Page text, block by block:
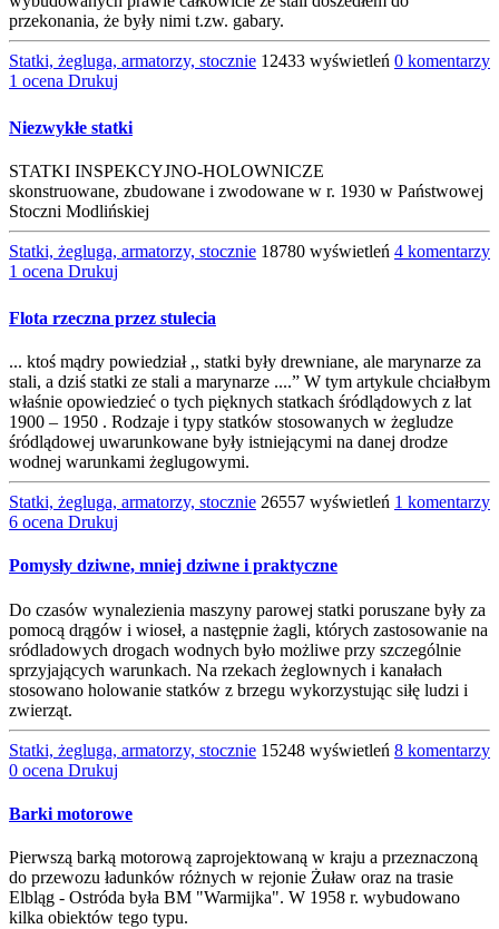
przekonania, że były nimi t.zw. gabary.
Statki, żegluga, armatorzy, stocznie 12433 wyświetleń 0 komentarzy
1 ocena Drukuj
Niezwykłe statki
STATKI INSPEKCYJNO-HOLOWNICZE
skonstruowane, zbudowane i zwodowane w r. 1930 w Państwowej
Stoczni Modlińskiej
Statki, żegluga, armatorzy, stocznie 18780 wyświetleń 4 komentarzy
1 ocena Drukuj
Flota rzeczna przez stulecia
... ktoś mądry powiedział ,, statki były drewniane, ale marynarze za
stali, a dziś statki ze stali a marynarze ....” W tym artykule chciałbym
właśnie opowiedzieć o tych pięknych statkach śródlądowych z lat
1900 – 1950 . Rodzaje i typy statków stosowanych w żegludze
śródlądowej uwarunkowane były istniejącymi na danej drodze
wodnej warunkami żeglugowymi.
Statki, żegluga, armatorzy, stocznie 26557 wyświetleń 1 komentarzy
6 ocena Drukuj
Pomysły dziwne, mniej dziwne i praktyczne
Do czasów wynalezienia maszyny parowej statki poruszane były za
pomocą drągów i wioseł, a następnie żagli, których zastosowanie na
sródladowych drogach wodnych było możliwe przy szczególnie
sprzyjających warunkach. Na rzekach żeglownych i kanałach
stosowano holowanie statków z brzegu wykorzystując siłę ludzi i
zwierząt.
Statki, żegluga, armatorzy, stocznie 15248 wyświetleń 8 komentarzy
0 ocena Drukuj
Barki motorowe
Pierwszą barką motorową zaprojektowaną w kraju a przeznaczoną
do przewozu ładunków różnych w rejonie Żuław oraz na trasie
Elbląg - Ostróda była BM "Warmijka". W 1958 r. wybudowano
kilka obiektów tego typu.